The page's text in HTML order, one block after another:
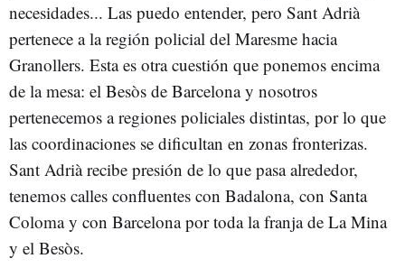
necesidades... Las puedo entender, pero Sant Adrià
pertenece a la región policial del Maresme hacia
Granollers. Esta es otra cuestión que ponemos encima
de la mesa: el Besòs de Barcelona y nosotros
pertenecemos a regiones policiales distintas, por lo que
las coordinaciones se dificultan en zonas fronterizas.
Sant Adrià recibe presión de lo que pasa alrededor,
tenemos calles confluentes con Badalona, con Santa
Coloma y con Barcelona por toda la franja de La Mina
y el Besòs.